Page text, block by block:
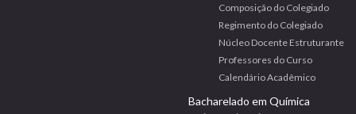
Composição do Colegiado
Regimento do Colegiado
Núcleo Docente Estruturante
Professores do Curso
Calendário Acadêmico
Bacharelado em Química